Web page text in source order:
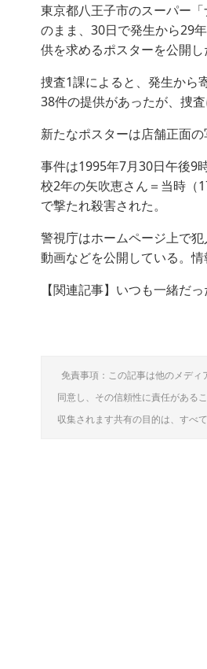
東京都八王子市のスーパー
のまま、30日で発生から29
供を求めるポスターを公開し
捜査1課によると、発生から
38件の提供があったが、捜
新たなポスターは店舗正面
事件は1995年7月30日午後9
校2年の矢吹恵さん＝当時（
で撃たれ殺害された。
警視庁はホームページ上で
動画などを公開している。
【関連記事】いつも一緒だ
免責事項：この記事は他のメデ
同意し、その信頼性に責任がある
収集されます共有の目的は、すべ